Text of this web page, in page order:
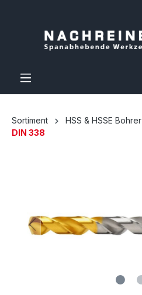
Sortiment HSS & HSSE Bohrer
DIN 338